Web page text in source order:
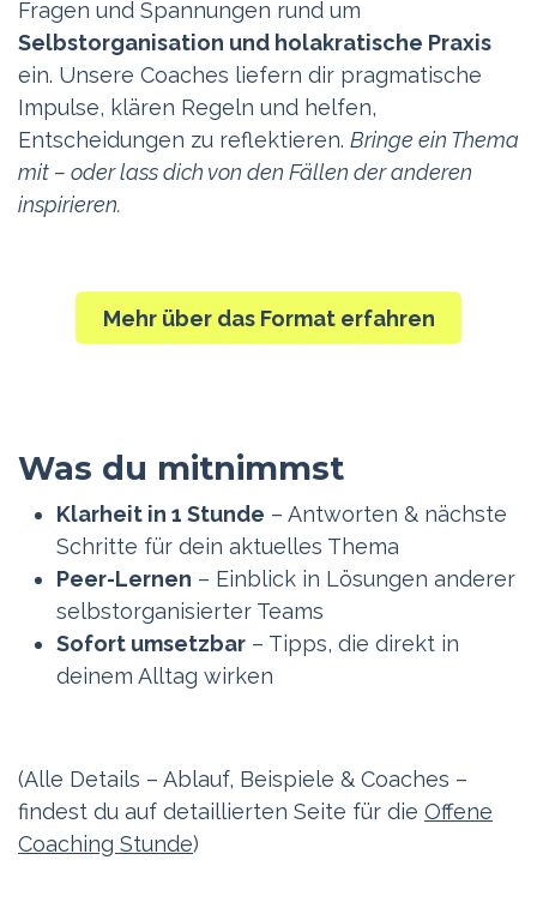
Fragen und Spannungen rund um
Selbstorganisation und holakratische Praxis
ein. Unsere Coaches liefern dir pragmatische
Impulse, klären Regeln und helfen,
Entscheidungen zu reflektieren. Bringe ein Thema
mit – oder lass dich von den Fällen der anderen
inspirieren.
Mehr über das Format erfahren
Was du mitnimmst
Klarheit in 1 Stunde – Antworten & nächste
Schritte für dein aktuelles Thema
Peer-Lernen – Einblick in Lösungen anderer
selbstorganisierter Teams
Sofort umsetzbar – Tipps, die direkt in
deinem Alltag wirken
(Alle Details – Ablauf, Beispiele & Coaches –
findest du auf detaillierten Seite für die Offene
Coaching Stunde)